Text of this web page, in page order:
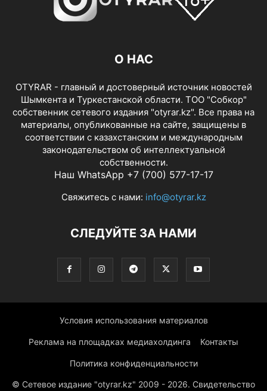
О НАС
OTYRAR - главный и достоверный источник новостей
Шымкента и Туркестанской области. ТОО "Собкор"
собственник сетевого издания "otyrar.kz". Все права на
материалы, опубликованные на сайте, защищены в
соответствии с казахстанским и международным
законодательством об интеллектуальной
собственности.
Наш WhatsApp +7 (700) 577-17-17
Свяжитесь с нами: info@otyrar.kz
СЛЕДУЙТЕ ЗА НАМИ
Условия использования материалов
Реклама на площадках медиахолдинга Контакты
Политика конфиденциальности
© Сетевое издание "otyrar.kz" 2009 - 2026. Свидетельство